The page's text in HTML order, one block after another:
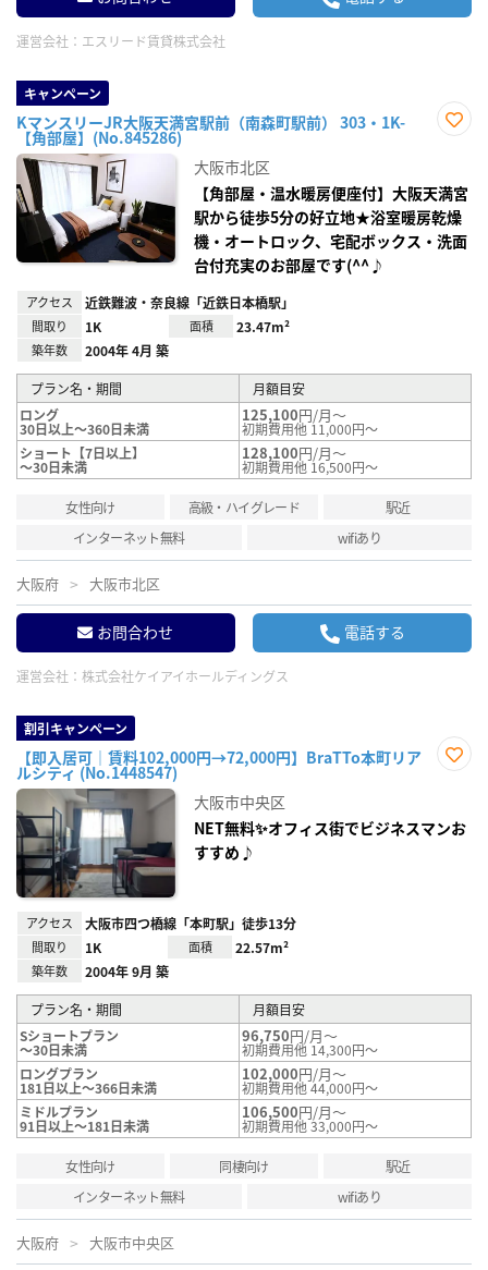
運営会社： エスリード賃貸株式会社
キャンペーン
KマンスリーJR大阪天満宮駅前（南森町駅前） 303・1K-
【角部屋】(No.845286)
録
大阪市北区
【角部屋・温水暖房便座付】大阪天満宮
駅から徒歩5分の好立地★浴室暖房乾燥
機・オートロック、宅配ボックス・洗面
台付充実のお部屋です(^^♪
アクセス 近鉄難波・奈良線「近鉄日本橋駅」
間取り 1K 面積 23.47m²
築年数 2004年 4月 築
プラン名・期間
月額目安
ロング
30日以上～360日未満
125,100円/月～
初期費用他 11,000円～
ショート【7日以上】
～30日未満
128,100円/月～
初期費用他 16,500円～
女性向け 高級・ハイグレード
駅近
インターネット無料
wifiあり
大阪府 大阪市北区
お問合わせ 電話する
運営会社： 株式会社ケイアイホールディングス
割引キャンペーン
【即入居可｜賃料102,000円→72,000円】BraTTo本町リア
ルシティ (No.1448547)
録
大阪市中央区
NET無料✨オフィス街でビジネスマンお
すすめ♪
アクセス 大阪市四つ橋線「本町駅」徒歩13分
間取り 1K 面積 22.57m²
築年数 2004年 9月 築
プラン名・期間
月額目安
Sショートプラン
～30日未満
96,750円/月～
初期費用他 14,300円～
ロングプラン
181日以上～366日未満
102,000円/月～
初期費用他 44,000円～
ミドルプラン
91日以上～181日未満
106,500円/月～
初期費用他 33,000円～
女性向け 同棲向け
駅近
インターネット無料
wifiあり
大阪府 大阪市中央区